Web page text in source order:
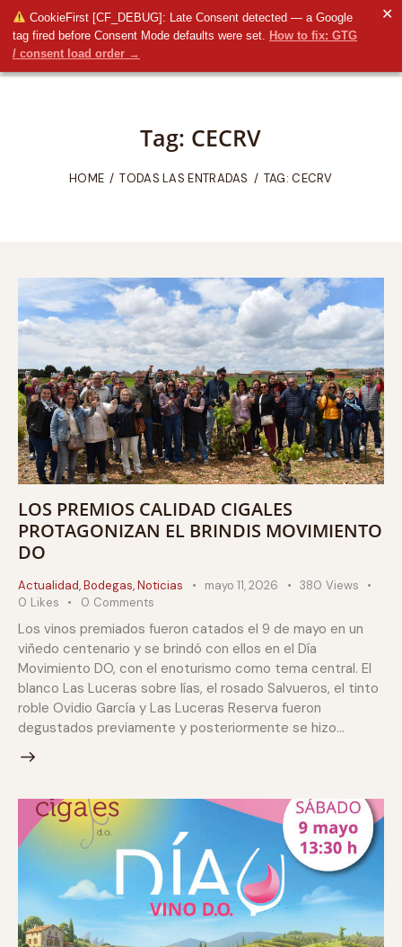
CookieFirst [CF_DEBUG]: Late Consent detected — a Google
tag fired before Consent Mode defaults were set. How to fix: GTG
/ consent load order →
✕
Tag: CECRV
HOME TODAS LAS ENTRADAS TAG: CECRV
LOS PREMIOS CALIDAD CIGALES
PROTAGONIZAN EL BRINDIS MOVIMIENTO
DO
Actualidad,Bodegas,Noticias mayo 11, 2026 380 Views
0 Likes 0 Comments
Los vinos premiados fueron catados el 9 de mayo en un
viñedo centenario y se brindó con ellos en el Día
Movimiento DO, con el enoturismo como tema central. El
blanco Las Luceras sobre lías, el rosado Salvueros, el tinto
roble Ovidio García y Las Luceras Reserva fueron
degustados previamente y posteriormente se hizo…